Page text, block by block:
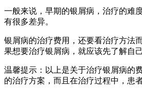
一般来说，早期的银屑病，治疗的难
有很多差异。
银屑病的治疗费用，还要看治疗方法
果想要治疗银屑病，就应该先了解自
温馨提示：以上是关于治疗银屑病的
的治疗方案，而且在治疗过程中，患